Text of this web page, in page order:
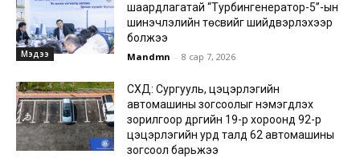
Мэдээ
шаардлагатай “Турбингенератор-5”-ын
шинэчлэлийн төсвийг шийдвэрлэхээр
болжээ
Mandmn - 8 сар 7, 2026
СХД: Сургууль, цэцэрлэгийн
автомашины зогсоолыг нэмэгдүүлэх
зорилгоор дүүргийн 19-р хороонд 92-р
цэцэрлэгийн урд талд 62 автомашины
зогсоол барьжээ